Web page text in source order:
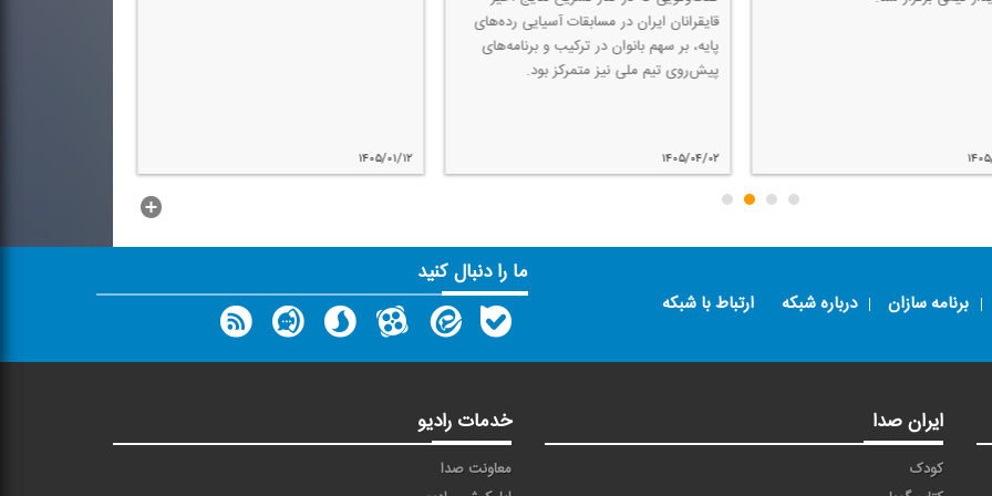
۰۳
قایقرانان ایران در مسابقات آسیایی رده‌های
پایه، بر سهم بانوان در تركیب و برنامه‌های
پیش‌روی تیم ملی نیز متمركز بود.
۱۴۰۵/۰۴/۰۲ ۱۴۰۵/۰۱/۱۲
برنامه سازان درباره شبکه ارتباط با شبکه
ما را دنبال کنید
ایران صدا
کودک
خدمات رادیو
معاونت صدا